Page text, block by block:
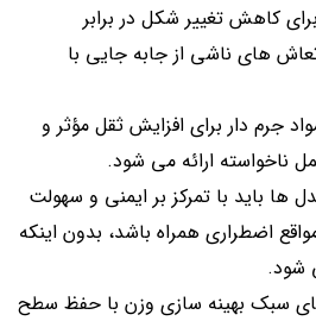
کاهش تغییر شکل در برابر
های ناشی از جابه جایی با
جرم دار برای افزایش ثقل مؤثر و
ناخواسته ارائه می شود.
ها باید با تمرکز بر ایمنی و سهولت
اضطراری همراه باشد، بدون اینکه
شود.
سبک بهینه سازی وزن با حفظ سطح